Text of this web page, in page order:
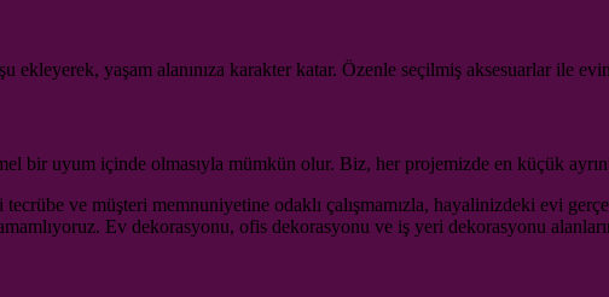
yaşam alanınıza karakter katar. Özenle seçilmiş aksesuarlar ile
bir uyum içinde olmasıyla mümkün olur. Biz, her projemizde en küçük
ve müşteri memnuniyetine odaklı çalışmamızla, hayalinizdeki evi
Ev dekorasyonu, ofis dekorasyonu ve iş yeri dekorasyonu